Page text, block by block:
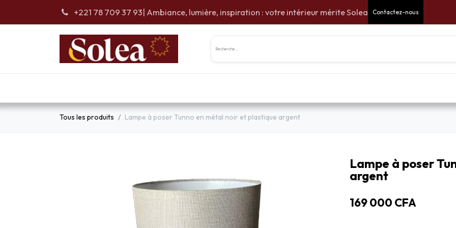
+221 78 709 37 93| Ambiance, lumière, inspiration : votre intérieur mérite Solea Contactez-nous
Tous les produits Lampe à poser Tunno en métal noir et plastique argent
Lampe à poser
argent
169 000 CFA